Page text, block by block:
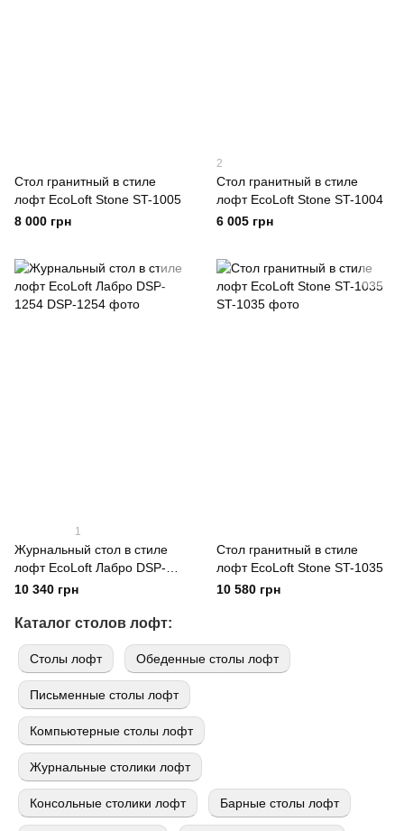
Стол гранитный в стиле
лофт EcoLoft Stone ST-1005
8 000 грн
2
Стол гранитный в стиле
лофт EcoLoft Stone ST-1004
6 005 грн
1
Журнальный стол в стиле
лофт EcoLoft Лабро DSP-
1254
10 340 грн
Стол гранитный в стиле
лофт EcoLoft Stone ST-1035
10 580 грн
Каталог столов лофт:
Cтолы лофт Обеденные столы лофт
Письменные столы лофт
Компьютерные столы лофт
Журнальные столики лофт
Консольные столики лофт Барные столы лофт